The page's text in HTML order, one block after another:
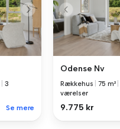
3
Se mere
Odense Nv
Rækkehus |75 m²
værelser
9.775 kr